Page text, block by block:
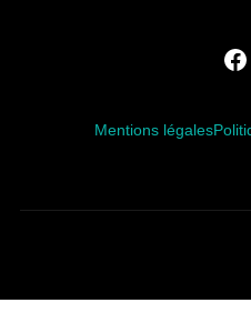
Mentions légales